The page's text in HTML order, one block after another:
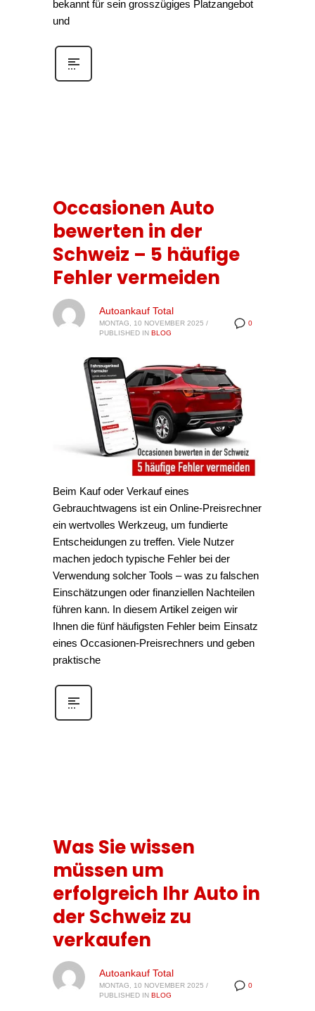
bekannt für sein grosszügiges Platzangebot
und
Occasionen Auto
bewerten in der
Schweiz – 5 häufige
Fehler vermeiden
0
Autoankauf Total
MONTAG, 10 NOVEMBER 2025 /
PUBLISHED IN BLOG
Beim Kauf oder Verkauf eines
Gebrauchtwagens ist ein Online-Preisrechner
ein wertvolles Werkzeug, um fundierte
Entscheidungen zu treffen. Viele Nutzer
machen jedoch typische Fehler bei der
Verwendung solcher Tools – was zu falschen
Einschätzungen oder finanziellen Nachteilen
führen kann. In diesem Artikel zeigen wir
Ihnen die fünf häufigsten Fehler beim Einsatz
eines Occasionen-Preisrechners und geben
praktische
Was Sie wissen
müssen um
erfolgreich Ihr Auto in
der Schweiz zu
verkaufen
0
Autoankauf Total
MONTAG, 10 NOVEMBER 2025 /
PUBLISHED IN BLOG